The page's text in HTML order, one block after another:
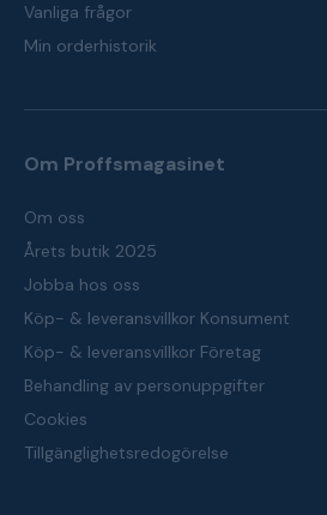
Vanliga frågor
Min orderhistorik
Om Proffsmagasinet
Om oss
Årets butik 2025
Jobba hos oss
Köp- & leveransvillkor Konsument
Köp- & leveransvillkor Företag
Behandling av personuppgifter
Cookies
Tillgänglighetsredogörelse